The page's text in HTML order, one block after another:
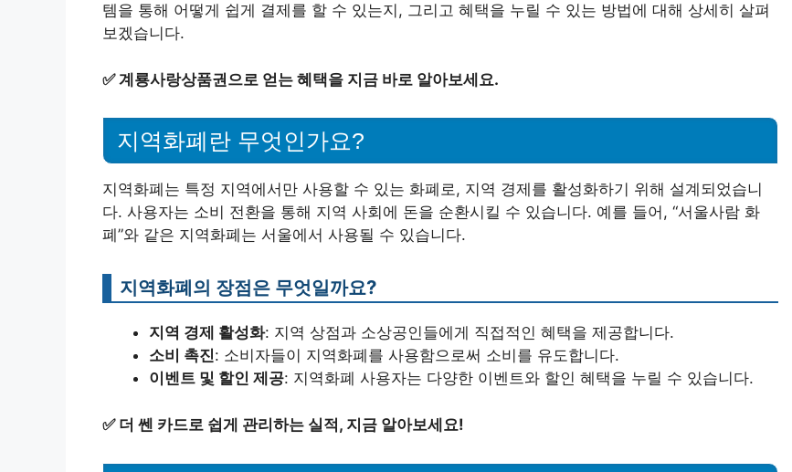
템을 통해 어떻게 쉽게 결제를 할 수 있는지, 그리고 혜택을 누릴 수 있는 방법에 대해 상세히 살펴
보겠습니다.
✅계룡사랑상품권으로 얻는 혜택을 지금 바로 알아보세요.
지역화폐란 무엇인가요?
지역화폐는 특정 지역에서만 사용할 수 있는 화폐로, 지역 경제를 활성화하기 위해 설계되었습니
다. 사용자는 소비 전환을 통해 지역 사회에 돈을 순환시킬 수 있습니다. 예를 들어, “서울사람 화
폐”와 같은 지역화폐는 서울에서 사용될 수 있습니다.
지역화폐의 장점은 무엇일까요?
지역 경제 활성화: 지역 상점과 소상공인들에게 직접적인 혜택을 제공합니다.
소비 촉진: 소비자들이 지역화폐를 사용함으로써 소비를 유도합니다.
이벤트 및 할인 제공: 지역화폐 사용자는 다양한 이벤트와 할인 혜택을 누릴 수 있습니다.
✅ 더 쎈 카드로 쉽게 관리하는 실적, 지금 알아보세요!